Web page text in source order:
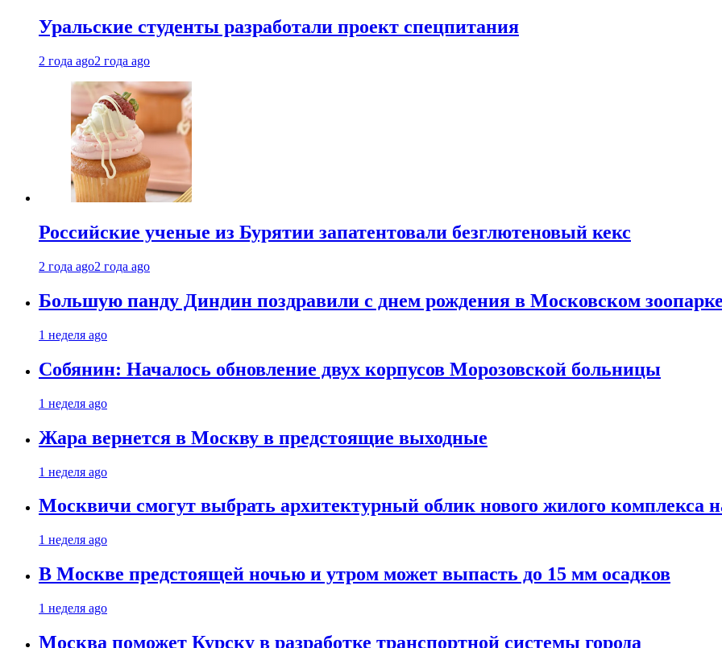
Уральские студенты разработали проект спецпитания
2 года ago2 года ago
Российские ученые из Бурятии запатентовали безглютеновый кекс
2 года ago2 года ago
Большую панду Диндин поздравили с днем рождения в Московском зоопарке
1 неделя ago
Собянин: Началось обновление двух корпусов Морозовской больницы
1 неделя ago
Жара вернется в Москву в предстоящие выходные
1 неделя ago
Москвичи смогут выбрать архитектурный облик нового жилого комплекса
1 неделя ago
В Москве предстоящей ночью и утром может выпасть до 15 мм осадков
1 неделя ago
Москва поможет Курску в разработке транспортной системы города